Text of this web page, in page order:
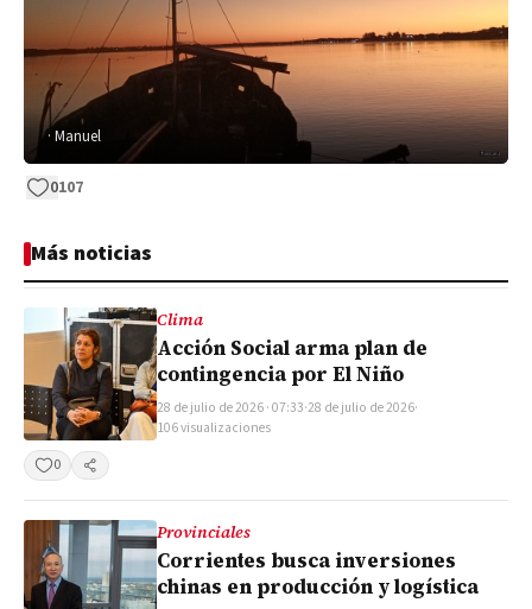
· Manuel
0107
Más noticias
Clima
Acción Social arma plan de
contingencia por El Niño
28 de julio de 2026 · 07:33·28 de julio de 2026·
106 visualizaciones
0
Compartir
Provinciales
Corrientes busca inversiones
chinas en producción y logística